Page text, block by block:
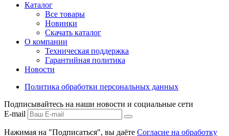
Каталог
Все товары
Новинки
Скачать каталог
О компании
Техническая поддержка
Гарантийная политика
Новости
Политика обработки персональных данных
Подписывайтесь на наши новости и социальные сети
E-mail
Нажимая на "Подписаться", вы даёте Согласие на обработку